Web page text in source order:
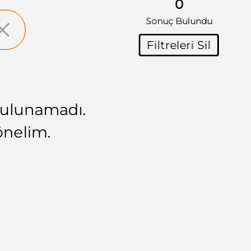
0
Sonuç Bulundu
Filtreleri Sil